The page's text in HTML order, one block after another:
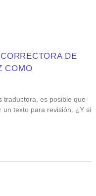
DE
COMO
traductora, es posible que
un texto para revisión. ¿Y si